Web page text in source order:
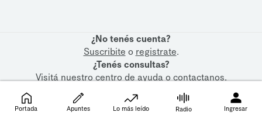
¿No tenés cuenta?
Suscribite o registrate.
¿Tenés consultas?
Visitá nuestrocentro de ayudaocontactanos.
Portada Apuntes Lo más leído Radio Ingresar